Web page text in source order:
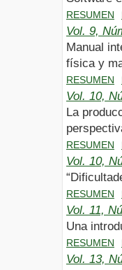
RESUMEN
Vol. 9,
Manual
física y
RESUMEN
Vol. 10,
La
RESUMEN
Vol. 10,
RESUMEN
Vol. 11,
Una
RESUMEN
Vol. 13,